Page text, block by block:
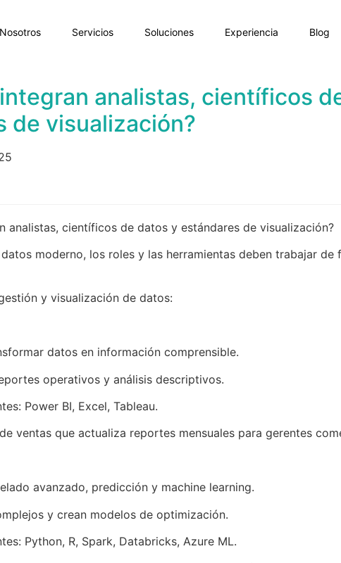
Nosotros Servicios Soluciones Experiencia Blog
analistas, científicos
de visualización?
analistas, científicos de datos y estándares de visualización?
moderno, los roles y las herramientas deben trabajar
y visualización de datos:
datos en información comprensible.
operativos y análisis descriptivos.
Power BI, Excel, Tableau.
ventas que actualiza reportes mensuales para gerentes
avanzado, predicción y machine learning.
y crean modelos de optimización.
Python, R, Spark, Databricks, Azure ML.